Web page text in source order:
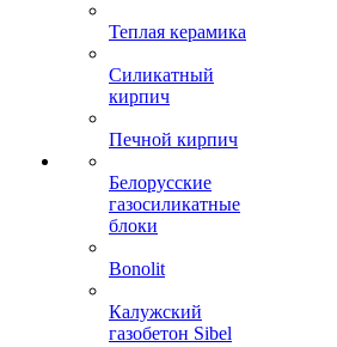
Теплая керамика
Силикатный
кирпич
Печной кирпич
Белорусские
газосиликатные
блоки
Bonolit
Калужский
газобетон Sibel